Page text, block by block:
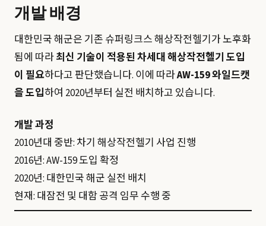
개발 배경
대한민국 해군은 기존 슈퍼링크스 해상작전헬기가 노후화
됨에 따라최신 기술이 적용된 차세대 해상작전헬기 도입
이 필요하다고 판단했습니다. 이에 따라AW-159 와일드캣
을 도입하여 2020년부터 실전 배치하고 있습니다.
개발 과정
2010년대 중반: 차기 해상작전헬기 사업 진행
2016년: AW-159 도입 확정
2020년: 대한민국 해군 실전 배치
현재: 대잠전 및 대함 공격 임무 수행 중